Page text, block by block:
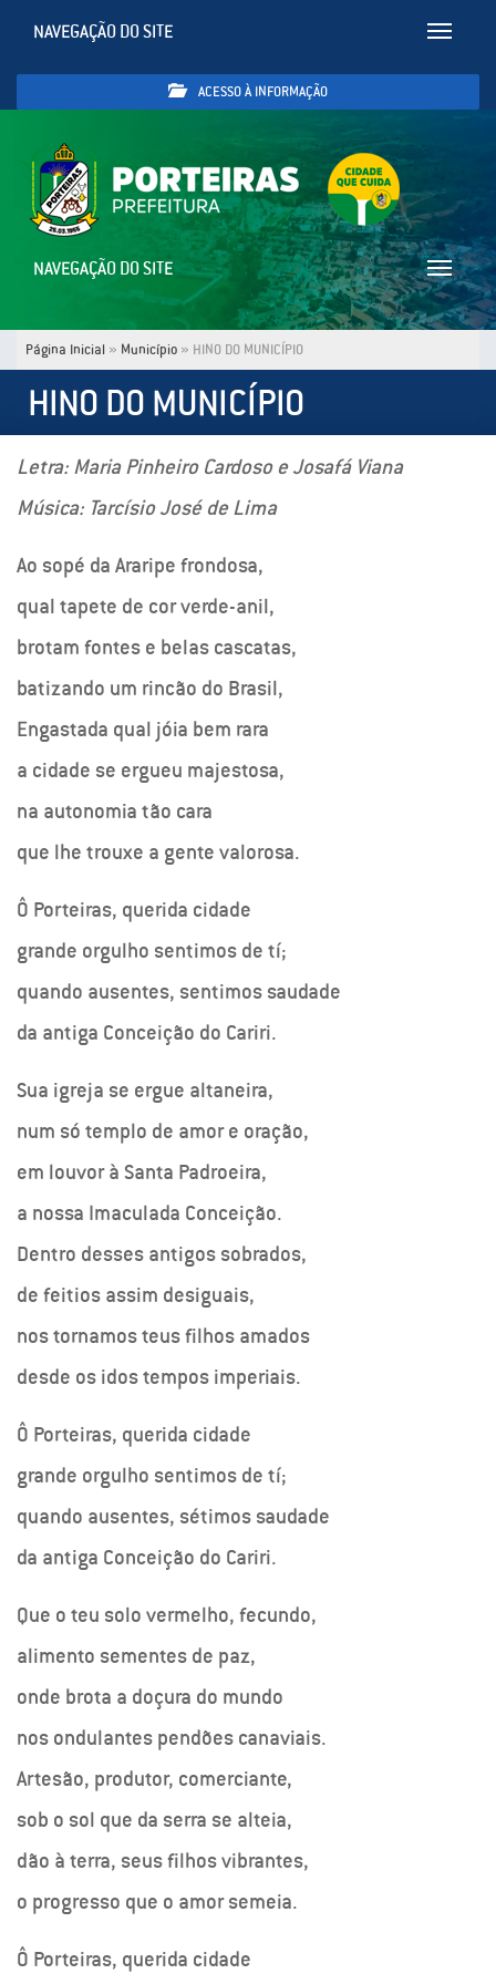
Toggle
NAVEGAÇÃO DO SITE
ACESSO À INFORMAÇÃO
Toggle
NAVEGAÇÃO DO SITE
Página Inicial » Município » HINO DO MUNICÍPIO
HINO DO MUNICÍPIO
Letra: Maria Pinheiro Cardoso e Josafá Viana
Música: Tarcísio José de Lima
Ao sopé da Araripe frondosa,
qual tapete de cor verde-anil,
brotam fontes e belas cascatas,
batizando um rincão do Brasil,
Engastada qual jóia bem rara
a cidade se ergueu majestosa,
na autonomia tão cara
que lhe trouxe a gente valorosa.
Ô Porteiras, querida cidade
grande orgulho sentimos de tí;
quando ausentes, sentimos saudade
da antiga Conceição do Cariri.
Sua igreja se ergue altaneira,
num só templo de amor e oração,
em louvor à Santa Padroeira,
a nossa Imaculada Conceição.
Dentro desses antigos sobrados,
de feitios assim desiguais,
nos tornamos teus filhos amados
desde os idos tempos imperiais.
Ô Porteiras, querida cidade
grande orgulho sentimos de tí;
quando ausentes, sétimos saudade
da antiga Conceição do Cariri.
Que o teu solo vermelho, fecundo,
alimento sementes de paz,
onde brota a doçura do mundo
nos ondulantes pendões canaviais.
Artesão, produtor, comerciante,
sob o sol que da serra se alteia,
dão à terra, seus filhos vibrantes,
o progresso que o amor semeia.
Ô Porteiras, querida cidade